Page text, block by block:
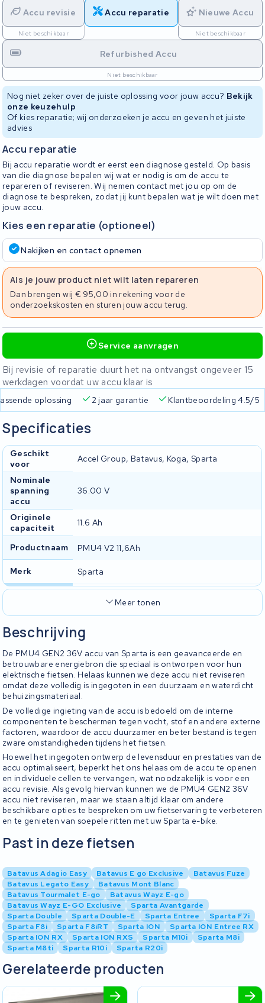
Accu revisie
Niet beschikbaar
Accu reparatie Nieuwe Accu
Niet beschikbaar
Refurbished Accu
Niet beschikbaar
Nog niet zeker over de juiste oplossing voor jouw accu? Bekijk
onze keuzehulp
Of kies reparatie; wij onderzoeken je accu en geven het juiste
advies
Accu reparatie
Bij accu reparatie wordt er eerst een diagnose gesteld. Op basis
van die diagnose bepalen wij wat er nodig is om de accu te
repareren of reviseren. Wij nemen contact met jou op om de
diagnose te bespreken, zodat jij kunt bepalen wat je wilt doen met
jouw accu.
Kies een reparatie (optioneel)
Nakijken en contact opnemen
Als je jouw product niet wilt laten repareren
Dan brengen wij € 95,00 in rekening voor de
onderzoekskosten en sturen jouw accu terug.
Service aanvragen
Bij revisie of reparatie duurt het na ontvangst ongeveer 15
werkdagen voordat uw accu klaar is
oplossing 2 jaar garantie Klantbeoordeling 4.5/5
Beschrijving
De PMU4 GEN2 36V accu van Sparta is een geavanceerde en
betrouwbare energiebron die speciaal is ontworpen voor hun
elektrische fietsen. Helaas kunnen we deze accu niet reviseren
omdat deze volledig is ingegoten in een duurzaam en waterdicht
behuizingsmateriaal.
De volledige ingieting van de accu is bedoeld om de interne
componenten te beschermen tegen vocht, stof en andere externe
factoren, waardoor de accu duurzamer en beter bestand is tegen
zware omstandigheden tijdens het fietsen.
Hoewel het ingegoten ontwerp de levensduur en prestaties van de
accu optimaliseert, beperkt het ons helaas om de accu te openen
en individuele cellen te vervangen, wat noodzakelijk is voor een
accu revisie. Als gevolg hiervan kunnen we de PMU4 GEN2 36V
accu niet reviseren, maar we staan altijd klaar om andere
beschikbare opties te bespreken om uw fietservaring te verbeteren
en te genieten van soepele ritten met uw Sparta e-bike.
Specificaties
Geschikt
voor
Accel Group, Batavus, Koga, Sparta
Nominale
spanning
accu
36.00 V
Originele
capaciteit
11.6 Ah
Productnaam PMU4 V2 11,6Ah
Merk Sparta
Meer tonen
Past in deze fietsen
Batavus Adagio Easy Batavus E go Exclusive
Batavus Fuze
Batavus Legato Easy
Batavus Mont Blanc
Batavus Tourmalet E-go
Batavus Wayz E-go
Batavus Wayz E-GO Exclusive
Sparta Avantgarde
Sparta Double
Sparta Double-E Sparta Entree
Sparta F7i
Sparta F8i
Sparta F8iRT Sparta ION
Sparta ION Entree RX
Sparta ION RX
Sparta ION RXS Sparta M10i
Sparta M8i
Sparta M8ti
Sparta R10i Sparta R20i
Gerelateerde producten